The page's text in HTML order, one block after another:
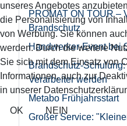
PROMAT ON TOUR –
Brandschutz
Handwerker-Event bei
Brandschutz-
Verarbeiter werden
Metabo Frühjahrsstart
Großer Service:
unseres Angebotes
die Personalisierung von
von Werbung. Sie können
werden. Durch die weitere
Sie sich mit dem Einsatz von
Informationen, auch zur
in unserer
OK NEIN